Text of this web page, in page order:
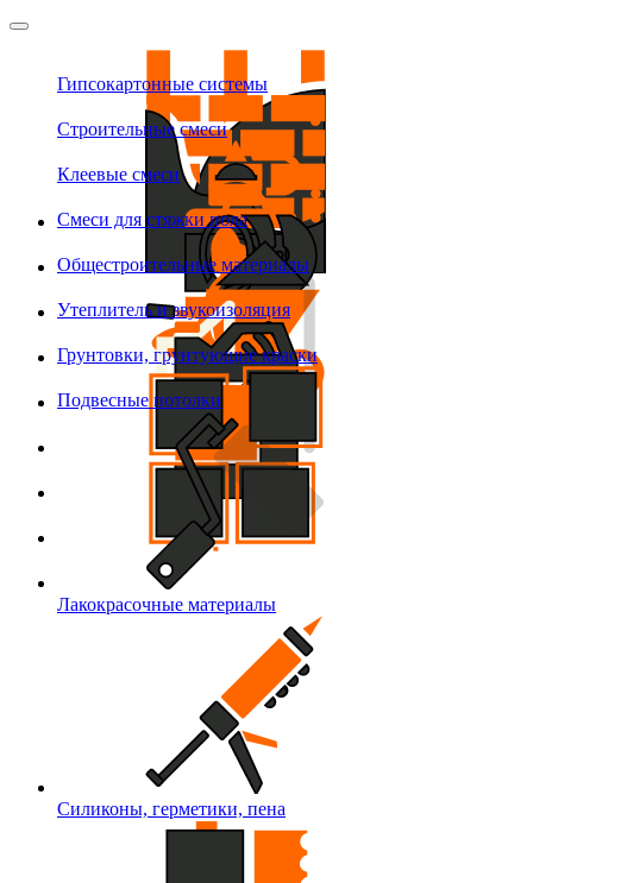
Гипсокартонные системы
Строительные смеси
Клеевые смеси
Смеси для стяжки пола
Общестроительные материалы
Утеплитель и звукоизоляция
Грунтовки, грунтующие краски
Подвесные потолки
Лакокрасочные материалы
Силиконы, герметики, пена